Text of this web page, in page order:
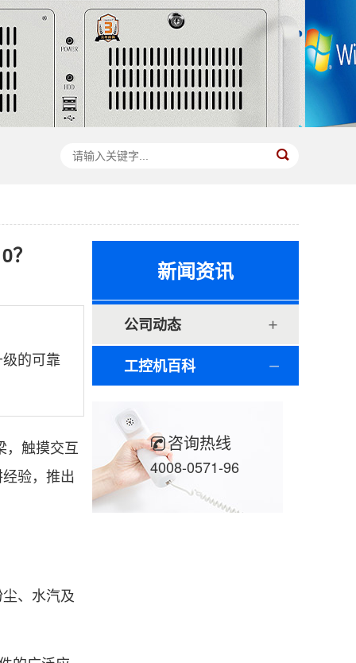
新闻资讯
公司动态
工控机百科
咨询热线
4008-0571-96
的可靠
，触摸交互
验，推出
、水汽及